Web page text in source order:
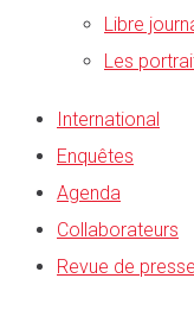
Libre
Les
International
Enquêtes
Agenda
Collaborateurs
Revue de presse